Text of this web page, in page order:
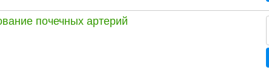
почечных артерий